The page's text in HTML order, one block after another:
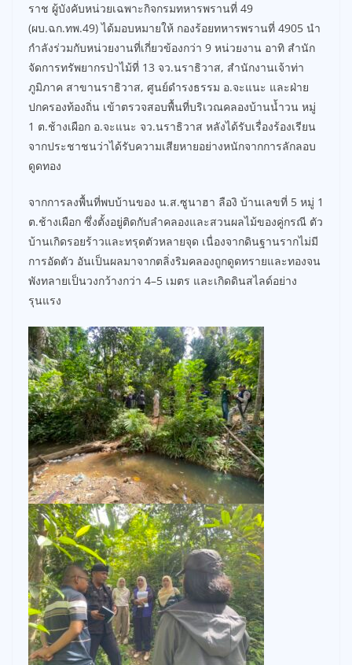
ราช ผู้บังคับหน่วยเฉพาะกิจกรมทหารพรานที่ 49
(ผบ.ฉก.ทพ.49) ได้มอบหมายให้ กองร้อยทหารพรานที่ 4905 นำ
กำลังร่วมกับหน่วยงานที่เกี่ยวข้องกว่า 9 หน่วยงาน อาทิ สำนัก
จัดการทรัพยากรป่าไม้ที่ 13 จว.นราธิวาส, สำนักงานเจ้าท่า
ภูมิภาค สาขานราธิวาส, ศูนย์ดำรงธรรม อ.จะแนะ และฝ่าย
ปกครองท้องถิ่น เข้าตรวจสอบพื้นที่บริเวณคลองบ้านน้ำวน หมู่
1 ต.ช้างเผือก อ.จะแนะ จว.นราธิวาส หลังได้รับเรื่องร้องเรียน
จากประชาชนว่าได้รับความเสียหายอย่างหนักจากการลักลอบ
ดูดทอง
จากการลงพื้นที่พบบ้านของ น.ส.ซูนาฮา ลืองิ บ้านเลขที่ 5 หมู่ 1
ต.ช้างเผือก ซึ่งตั้งอยู่ติดกับลำคลองและสวนผลไม้ของคู่กรณี ตัว
บ้านเกิดรอยร้าวและทรุดตัวหลายจุด เนื่องจากดินฐานรากไม่มี
การอัดตัว อันเป็นผลมาจากตลิ่งริมคลองถูกดูดทรายและทองจน
พังทลายเป็นวงกว้างกว่า 4–5 เมตร และเกิดดินสไลด์อย่าง
รุนแรง